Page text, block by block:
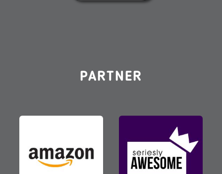
PARTNER